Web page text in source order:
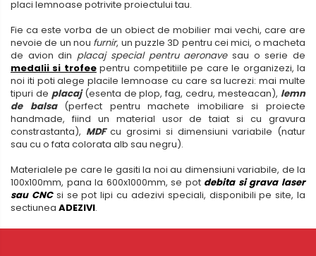
placi lemnoase potrivite proiectului tau.
Fie ca este vorba de un obiect de mobilier mai vechi, care are
nevoie de un nou furnir, un puzzle 3D pentru cei mici, o macheta
de avion dinplacaj special pentru aeronavesau o serie de
medalii si trofeepentru competitiile pe care le organizezi, la
noi iti poti alege placile lemnoase cu care sa lucrezi: mai multe
tipuri de placaj(esenta de plop, fag, cedru, mesteacan), lemn
de balsa(perfect pentru machete imobiliare si proiecte
handmade, fiind un material usor de taiat si cu gravura
constrastanta), MDFcu grosimi si dimensiuni variabile (natur
sau cu o fata colorata alb sau negru).
Materialele pe care le gasiti la noi au dimensiuni variabile, de la
100x100mm, pana la 600x1000mm, se pot debita si grava laser
sau CNCsi se pot lipi cu adezivi speciali, disponibili pe site, la
sectiunea ADEZIVI.